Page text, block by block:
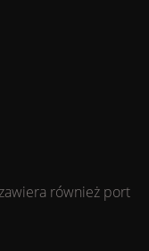
również port